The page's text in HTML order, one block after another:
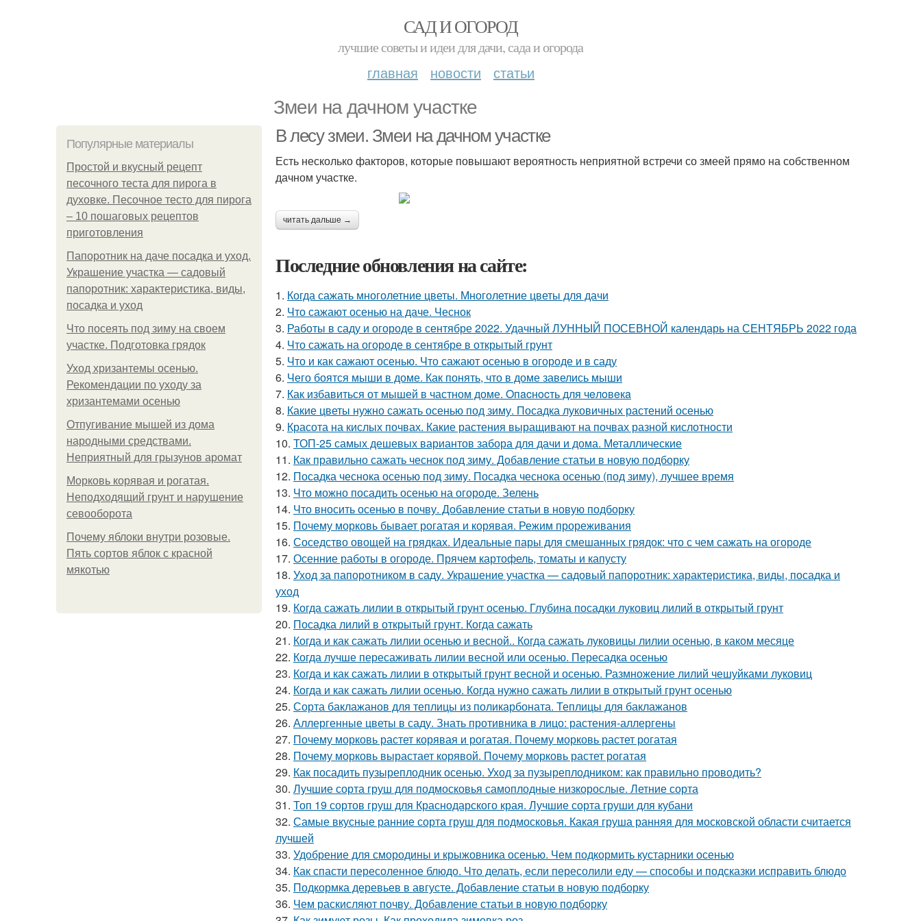
САД И ОГОРОД
лучшие советы и идеи для дачи, сада и огорода
главная новости статьи
Змеи на дачном участке
Популярные материалы
Простой и вкусный рецепт
песочного теста для пирога в
духовке. Песочное тесто для пирога
– 10 пошаговых рецептов
приготовления
Папоротник на даче посадка и уход.
Украшение участка — садовый
папоротник: характеристика, виды,
посадка и уход
Что посеять под зиму на своем
участке. Подготовка грядок
Уход хризантемы осенью.
Рекомендации по уходу за
хризантемами осенью
Отпугивание мышей из дома
народными средствами.
Неприятный для грызунов аромат
Морковь корявая и рогатая.
Неподходящий грунт и нарушение
севооборота
Почему яблоки внутри розовые.
Пять сортов яблок с красной
мякотью
В лесу змеи. Змеи на дачном участке
Есть несколько факторов, которые повышают вероятность неприятной встречи со змеей прямо на собственном
дачном участке.
читать дальше →
Последние обновления на сайте:
1. Когда сажать многолетние цветы. Многолетние цветы для дачи
2. Что сажают осенью на даче. Чеснок
3. Работы в саду и огороде в сентябре 2022. Удачный ЛУННЫЙ ПОСЕВНОЙ календарь на СЕНТЯБРЬ 2022 года
4. Что сажать на огороде в сентябре в открытый грунт
5. Что и как сажают осенью. Что сажают осенью в огороде и в саду
6. Чего боятся мыши в доме. Как понять, что в доме завелись мыши
7. Как избавиться от мышей в частном доме. Oпacнocть для чeлoвeкa
8. Какие цветы нужно сажать осенью под зиму. Посадка луковичных растений осенью
9. Красота на кислых почвах. Какие растения выращивают на почвах разной кислотности
10. ТОП-25 самых дешевых вариантов забора для дачи и дома. Металлические
11. Как правильно сажать чеснок под зиму. Добавление статьи в новую подборку
12. Посадка чеснока осенью под зиму. Посадка чеснока осенью (под зиму), лучшее время
13. Что можно посадить осенью на огороде. Зелень
14. Что вносить осенью в почву. Добавление статьи в новую подборку
15. Почему морковь бывает рогатая и корявая. Режим прореживания
16. Соседство овощей на грядках. Идеальные пары для смешанных грядок: что с чем сажать на огороде
17. Осенние работы в огороде. Прячем картофель, томаты и капусту
18. Уход за папоротником в саду. Украшение участка — садовый папоротник: характеристика, виды, посадка и
уход
19. Когда сажать лилии в открытый грунт осенью. Глубина посадки луковиц лилий в открытый грунт
20. Посадка лилий в открытый грунт. Когда сажать
21. Когда и как сажать лилии осенью и весной.. Когда сажать луковицы лилии осенью, в каком месяце
22. Когда лучше пересаживать лилии весной или осенью. Пересадка осенью
23. Когда и как сажать лилии в открытый грунт весной и осенью. Размножение лилий чешуйками луковиц
24. Когда и как сажать лилии осенью. Когда нужно сажать лилии в открытый грунт осенью
25. Сорта баклажанов для теплицы из поликарбоната. Теплицы для баклажанов
26. Аллергенные цветы в саду. Знать противника в лицо: растения-аллергены
27. Почему морковь растет корявая и рогатая. Почему морковь растет рогатая
28. Почему морковь вырастает корявой. Почему морковь растет рогатая
29. Как посадить пузыреплодник осенью. Уход за пузыреплодником: как правильно проводить?
30. Лучшие сорта груш для подмосковья самоплодные низкорослые. Летние сорта
31. Топ 19 сортов груш для Краснодарского края. Лучшие сорта груши для кубани
32. Самые вкусные ранние сорта груш для подмосковья. Какая груша ранняя для московской области считается
лучшей
33. Удобрение для смородины и крыжовника осенью. Чем подкормить кустарники осенью
34. Как спасти пересоленное блюдо. Что делать, если пересолили еду — способы и подсказки исправить блюдо
35. Подкормка деревьев в августе. Добавление статьи в новую подборку
36. Чем раскисляют почву. Добавление статьи в новую подборку